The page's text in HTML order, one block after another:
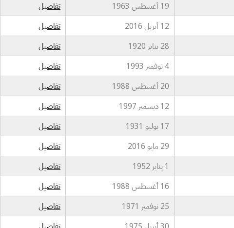
19 أغسطس 1963
تفاصيل
12 أبريل 2016
تفاصيل
28 يناير 1920
تفاصيل
4 نوفمبر 1993
تفاصيل
20 أغسطس 1988
تفاصيل
12 ديسمبر 1997
تفاصيل
17 يوليو 1931
تفاصيل
29 مايو 2016
تفاصيل
1 يناير 1952
تفاصيل
16 أغسطس 1988
تفاصيل
25 نوفمبر 1971
تفاصيل